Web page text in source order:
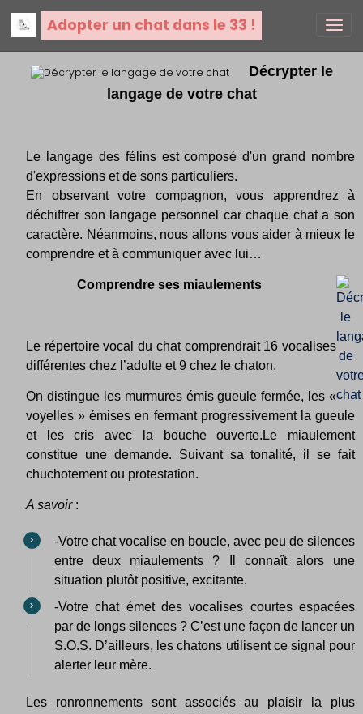
Adopter un chat dans le 33 !
Décrypter le
langage de votre chat
Le langage des félins est composé d'un grand nombre
d'expressions et de sons particuliers.
En observant votre compagnon, vous apprendrez à
déchiffrer son langage personnel car chaque chat a son
caractère. Néanmoins, nous allons vous aider à mieux le
comprendre et à communiquer avec lui…
Comprendre ses miaulements
Le répertoire vocal du chat comprendrait 16 vocalises
différentes chez l’adulte et 9 chez le chaton.
On distingue les murmures émis gueule fermée, les «
voyelles » émises en fermant progressivement la gueule
et les cris avec la bouche ouverte.Le miaulement
constitue une demande. Suivant sa tonalité, il se fait
chuchotement ou protestation.
A savoir:
-Votre chat vocalise en boucle, avec peu de silences
entre deux miaulements ? Il connaît alors une
situation plutôt positive, excitante.
-Votre chat émet des vocalises courtes espacées
par de longs silences ? C’est une façon de lancer un
S.O.S. D’ailleurs, les chatons utilisent ce signal pour
alerter leur mère.
Les ronronnements sont associés au plaisir la plus